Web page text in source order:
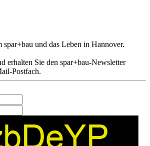
und das Leben in Hannover.
erhalten Sie den spar+bau-Newsletter
Postfach.